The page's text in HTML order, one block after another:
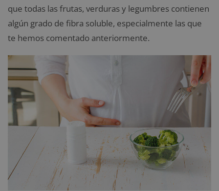
que todas las frutas, verduras y legumbres contienen
algún grado de fibra soluble, especialmente las que
te hemos comentado anteriormente.